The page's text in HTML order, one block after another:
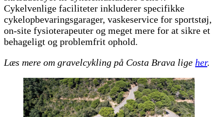
Cykelvenlige faciliteter inkluderer specifikke
cykelopbevaringsgarager, vaskeservice for sportstøj,
on-site fysioterapeuter og meget mere for at sikre et
behageligt og problemfrit ophold.
Læs mere om gravelcykling på Costa Brava lige her.